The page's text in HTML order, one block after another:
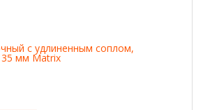
с удлиненным соплом,
мм Matrix